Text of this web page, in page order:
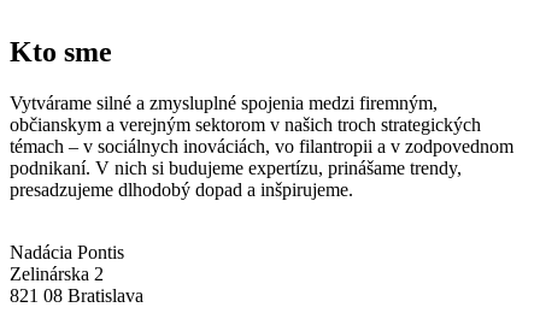
Kto sme
Vytvárame silné a zmysluplné spojenia medzi firemným,
občianskym a verejným sektorom v našich troch strategických
témach – v sociálnych inováciách, vo filantropii a v zodpovednom
podnikaní. V nich si budujeme expertízu, prinášame trendy,
presadzujeme dlhodobý dopad a inšpirujeme.
Nadácia Pontis
Zelinárska 2
821 08 Bratislava